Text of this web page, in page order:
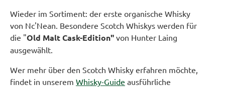
Wieder im Sortiment: der erste organische Whisky
von Nc'Nean. Besondere Scotch Whiskys werden für
die "Old Malt Cask-Edition" von Hunter Laing
ausgewählt.
Wer mehr über den Scotch Whisky erfahren möchte,
findet in unserem Whisky-Guide ausführliche